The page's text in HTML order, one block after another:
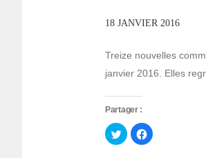
18 JANVIER 2016
Treize nouvelles
janvier 2016. Elles
Partager :
Cliquez
pour
partager
Cliquez
pour